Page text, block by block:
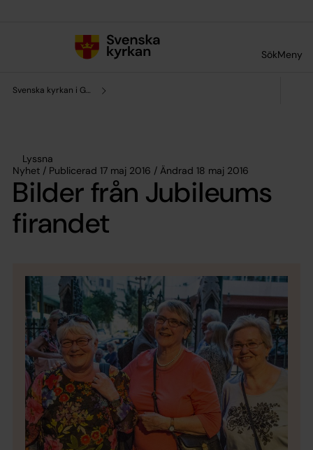
SökMeny
Svenska kyrkan i Grekland
Lyssna
Nyhet / Publicerad 17 maj 2016 / Ändrad 18 maj 2016
Bilder från Jubileums
firandet